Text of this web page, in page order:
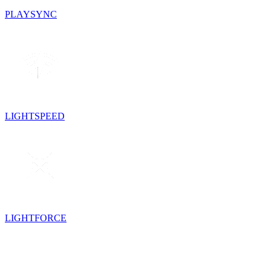
PLAYSYNC
LIGHTSPEED
LIGHTFORCE